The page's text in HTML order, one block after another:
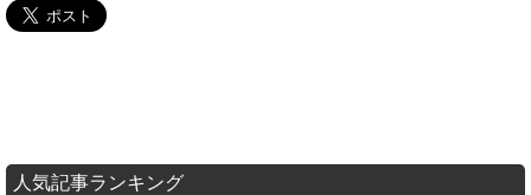
人気記事ランキング